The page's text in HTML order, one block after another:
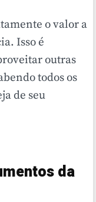
o valor a
Isso é
outras
todos os
de seu
da